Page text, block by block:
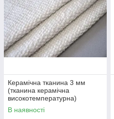
Керамічна тканина 3 мм
(тканина керамічна
високотемпературна)
В наявності